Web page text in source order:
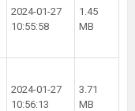
2024-01-27
10:55:58
1.45
MB
2024-01-27
10:56:13
3.71
MB